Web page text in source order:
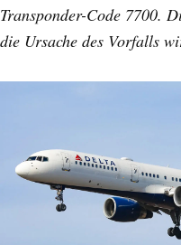
Transponder-Code 7700.
die Ursache des Vorfalls